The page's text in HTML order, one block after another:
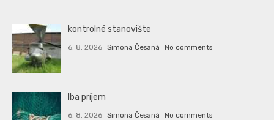
kontrolné stanovište
6. 8. 2026 Simona Česaná No comments
Iba príjem
6. 8. 2026 Simona Česaná No comments